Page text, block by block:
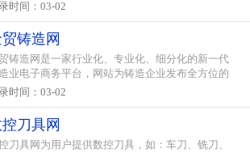
五金企业及产品信息等，是塑胶五金企业网络营
时间：03-02
铸造网
铸造网是一家行业化、专业化、细分化的新一代
业电子商务平台，网站为铸造企业发布全方位的
、资源供求信息，提供铸造技术支持和现场指导
时间：03-02
刀具网
刀具网为用户提供数控刀具，如：车刀、铣刀、